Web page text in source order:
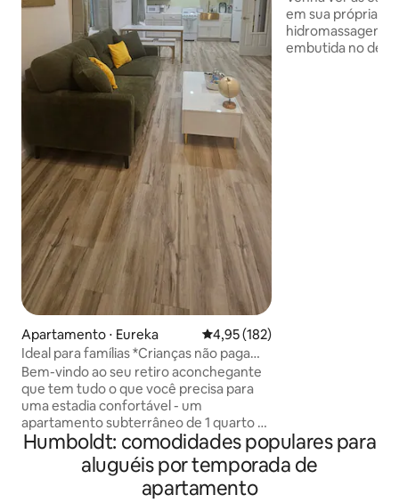
Apartamento ⋅ Eureka 4,95 de uma avaliação média de
4,95 (182)
Ideal para famílias *Crianças não pagam!*
Banheira de hidromassagem
Bem-vindo ao seu retiro aconchegante
que tem tudo o que você precisa para
uma estadia confortável - um
apartamento subterrâneo de 1 quarto e
1 banheiro com espaço de escritório
para trabalho remoto e quintal/entrada
curta distância a pé do St. Joseph 's
em sua própria
hidromassagem
embutida no
Humboldt: comodidades populares para
aluguéis por temporada de
apartamento